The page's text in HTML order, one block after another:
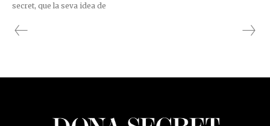
secret, que la seva idea de
60 i 70, és brillant; ja no sorprèn